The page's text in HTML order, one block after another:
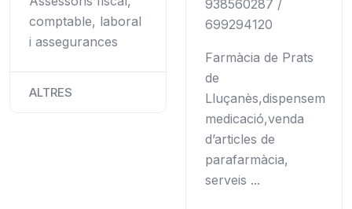
comptable, laboral
i assegurances
ALTRES
938560287 /
699294120
Farmàcia de Prats
de
Lluçanès,dispensem
medicació,venda
d’articles de
parafarmàcia,
serveis ...